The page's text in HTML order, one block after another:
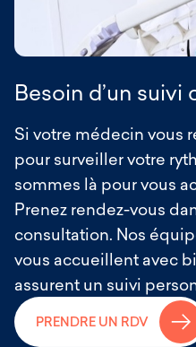
Besoin d’un suivi
Si votre médecin vous
pour surveiller votre
sommes là pour vous
Prenez rendez-vous
consultation. Nos
vous accueillent avec
assurent un suivi
PRENDRE UN RDV →